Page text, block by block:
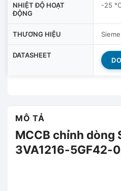
NHIỆT ĐỘ HOẠT
ĐỘNG
-25
THƯƠNG HIỆU
DATASHEET
MÔ TẢ
MCCB chỉnh dòng
3VA1216-5GF42-